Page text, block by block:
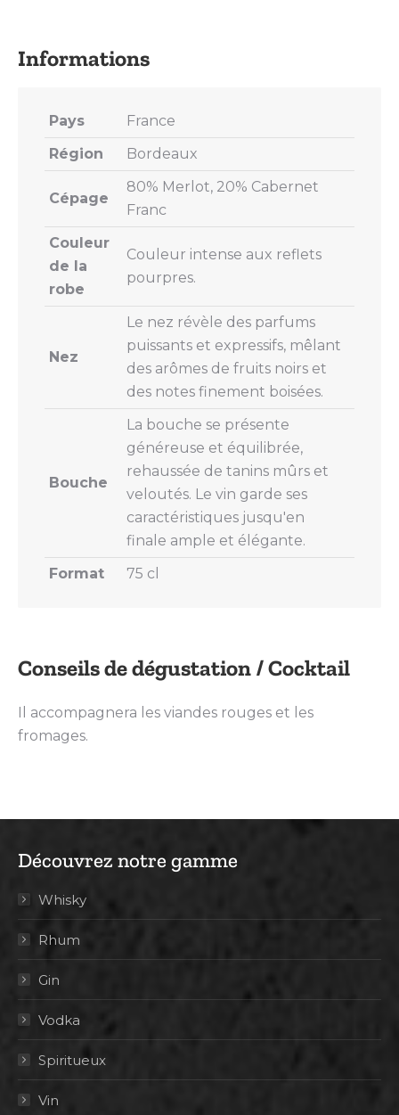
Conseils de dégustation / Cocktail
Il accompagnera les viandes rouges et les
fromages.
Pays
France
Région
Bordeaux
Cépage
80% Merlot, 20% Cabernet
Franc
Couleur
de la
robe
Couleur intense aux reflets
pourpres.
Nez
Le nez révèle des parfums
puissants et expressifs, mêlant
des arômes de fruits noirs et
des notes finement boisées.
Bouche
La bouche se présente
généreuse et équilibrée,
rehaussée de tanins mûrs et
veloutés. Le vin garde ses
caractéristiques jusqu'en
finale ample et élégante.
Format
75 cl
Découvrez notre gamme
Whisky
Rhum
Gin
Vodka
Spiritueux
Vin